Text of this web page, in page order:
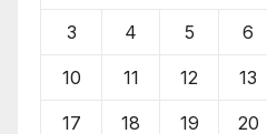
3 4 5 6
10 11 12 13
17 18 19 20